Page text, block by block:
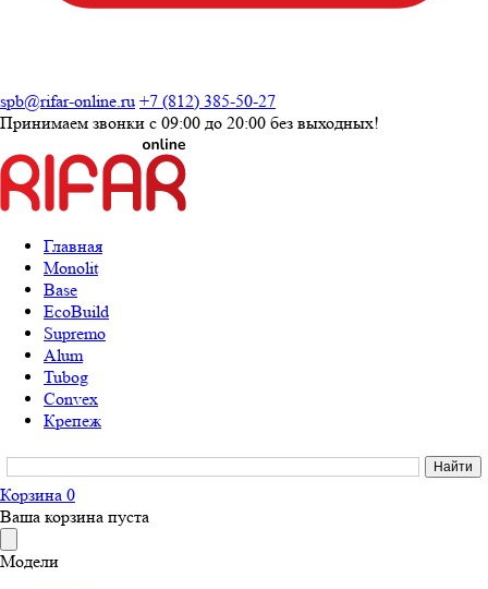
spb@rifar-online.ru +7 (812) 385-50-27
Принимаем звонки с 09:00 до 20:00 без выходных!
Главная
Monolit
Base
EcoBuild
Supremo
Alum
Tubog
Convex
Крепеж
Корзина 0
Ваша корзина пуста
Модели